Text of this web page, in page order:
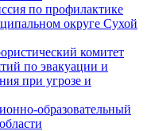
по профилактике
округе Сухой
комитет
по эвакуации и
при угрозе и
образовательный